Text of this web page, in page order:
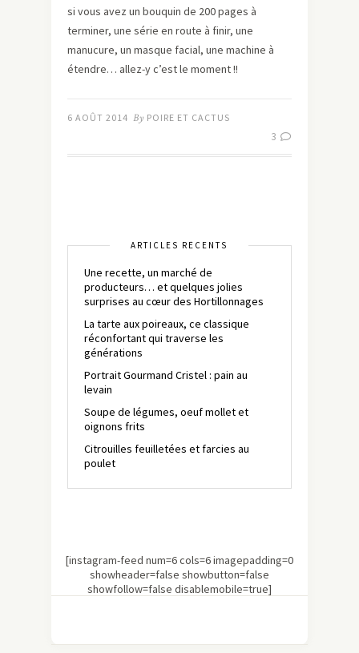
si vous avez un bouquin de 200 pages à
terminer, une série en route à finir, une
manucure, un masque facial, une machine à
étendre… allez-y c’est le moment !!
6 AOÛT 2014 By POIRE ET CACTUS
3
ARTICLES RÉCENTS
Une recette, un marché de
producteurs… et quelques jolies
surprises au cœur des Hortillonnages
La tarte aux poireaux, ce classique
réconfortant qui traverse les
générations
Portrait Gourmand Cristel : pain au
levain
Soupe de légumes, oeuf mollet et
oignons frits
Citrouilles feuilletées et farcies au
poulet
[instagram-feed num=6 cols=6 imagepadding=0
showheader=false showbutton=false
showfollow=false disablemobile=true]